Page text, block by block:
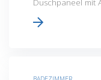
Duschpaneel mit